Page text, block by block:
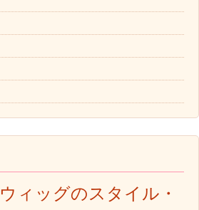
ウィッグのスタイル・